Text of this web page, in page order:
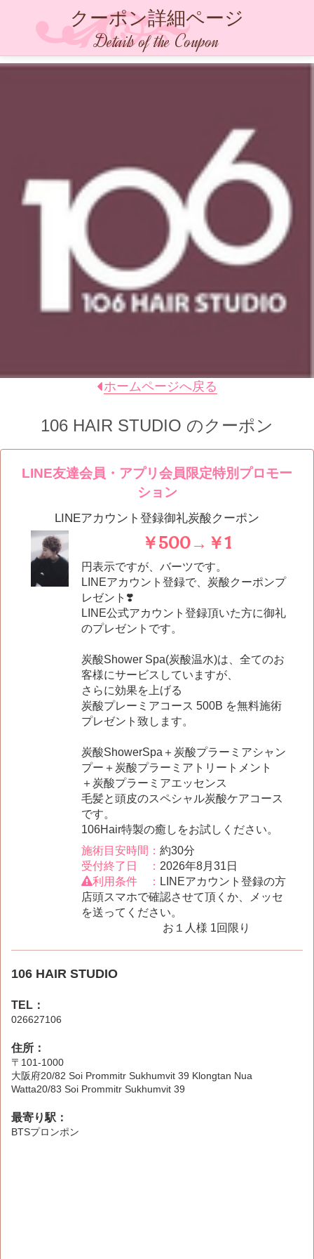
クーポン詳細ページ
Details of the Coupon
ホームページへ戻る
106 HAIR STUDIO のクーポン
LINE友達会員・アプリ会員限定特別プロモー
ション
LINEアカウント登録御礼炭酸クーポン
￥500→￥1
円表示ですが、バーツです。
LINEアカウント登録で、炭酸クーポンプ
レゼント❣️
LINE公式アカウント登録頂いた方に御礼
のプレゼントです。
炭酸Shower Spa(炭酸温水)は、全てのお
客様にサービスしていますが、
さらに効果を上げる
炭酸プレーミアコース 500B を無料施術
プレゼント致します。
炭酸ShowerSpa＋炭酸プラーミアシャン
プー＋炭酸プラーミアトリートメント
＋炭酸プラーミアエッセンス
毛髪と頭皮のスペシャル炭酸ケアコース
です。
106Hair特製の癒しをお試しください。
施術目安時間： 約30分
受付終了日 ： 2026年8月31日
利用条件 ： LINEアカウント登録の方
店頭スマホで確認させて頂くか、メッセ
を送ってください。
お１人様 1回限り
106 HAIR STUDIO
TEL：
026627106
住所：
〒101-1000
大阪府20/82 Soi Prommitr Sukhumvit 39 Klongtan Nua
Watta20/83 Soi Prommitr Sukhumvit 39
最寄り駅：
BTSプロンポン